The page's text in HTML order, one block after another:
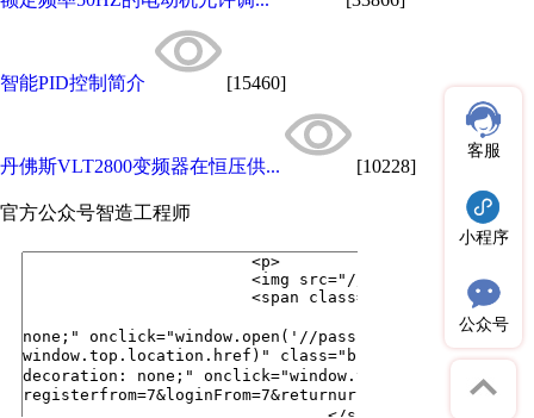
智能PID控制简介 [15460]
丹佛斯VLT2800变频器在恒压供... [10228]
官方公众号智造工程师
客服
小程序
公众号